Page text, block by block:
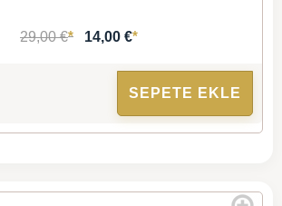
29,00 €* 14,00 €*
SEPETE EKLE